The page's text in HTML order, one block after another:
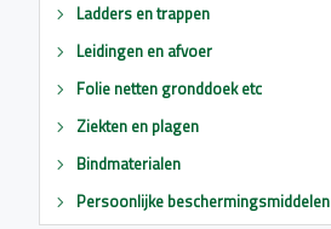
Ladders en trappen
Leidingen en afvoer
Folie netten gronddoek etc
Ziekten en plagen
Bindmaterialen
Persoonlijke beschermingsmiddelen